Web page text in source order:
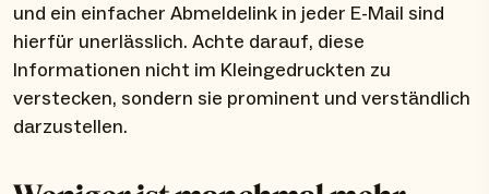
und ein einfacher Abmeldelink in jeder E-Mail sind
hierfür unerlässlich. Achte darauf, diese
Informationen nicht im Kleingedruckten zu
verstecken, sondern sie prominent und verständlich
darzustellen.